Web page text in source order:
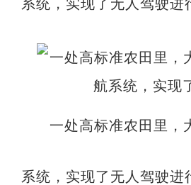
系统，实现了无人驾驶
一处高标准农田里，
系统，实现了无人驾驶